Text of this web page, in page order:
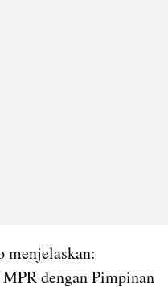
menjelaskan:
dengan Pimpinan